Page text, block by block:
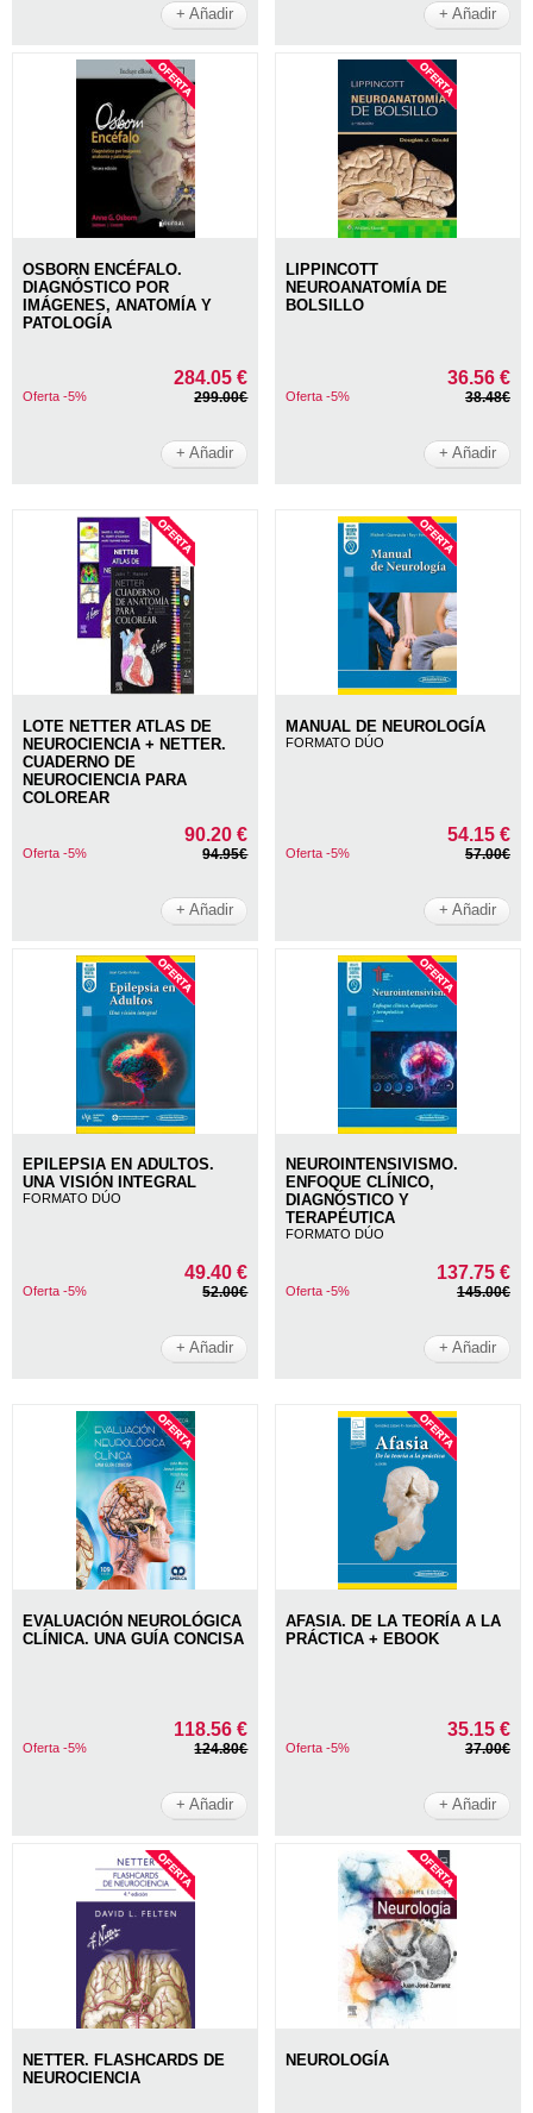
+ Añadir + Añadir
OSBORN ENCÉFALO.
DIAGNÓSTICO POR
IMÁGENES, ANATOMÍA Y
PATOLOGÍA
284.05 €
Oferta -5% 299.00€
+ Añadir
LIPPINCOTT
NEUROANATOMÍA DE
BOLSILLO
36.56 €
Oferta -5% 38.48€
+ Añadir
LOTE NETTER ATLAS DE
NEUROCIENCIA + NETTER.
CUADERNO DE
NEUROCIENCIA PARA
COLOREAR
90.20 €
Oferta -5% 94.95€
+ Añadir
MANUAL DE NEUROLOGÍA
FORMATO DÚO
54.15 €
Oferta -5% 57.00€
+ Añadir
EPILEPSIA EN ADULTOS.
UNA VISIÓN INTEGRAL
FORMATO DÚO
49.40 €
Oferta -5% 52.00€
+ Añadir
NEUROINTENSIVISMO.
ENFOQUE CLÍNICO,
DIAGNÓSTICO Y
TERAPÉUTICA
FORMATO DÚO
137.75 €
Oferta -5% 145.00€
+ Añadir
EVALUACIÓN NEUROLÓGICA
CLÍNICA. UNA GUÍA CONCISA
118.56 €
Oferta -5% 124.80€
+ Añadir
AFASIA. DE LA TEORÍA A LA
PRÁCTICA + EBOOK
35.15 €
Oferta -5% 37.00€
+ Añadir
NETTER. FLASHCARDS DE
NEUROCIENCIA
NEUROLOGÍA